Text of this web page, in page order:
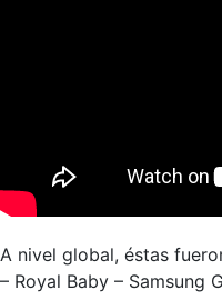
A nivel global, éstas
– Royal Baby – Samsung